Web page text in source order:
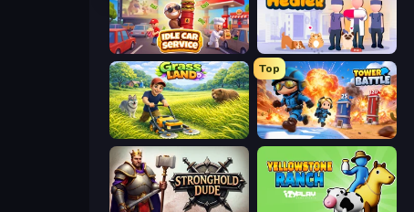
Idle Car Service: Tycoon Pet Healer - Vet Hospital
Grass Land
Top
Tower Battle